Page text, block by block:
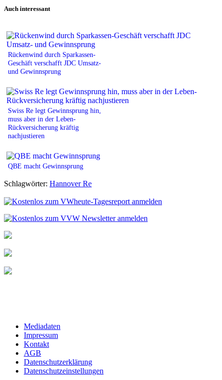
Auch interessant
Rückenwind durch Sparkassen-
Geschäft verschafft JDC Umsatz-
und Gewinnsprung
Swiss Re legt Gewinnsprung hin,
muss aber in der Leben-
Rückversicherung kräftig
nachjustieren
QBE macht Gewinnsprung
Schlagwörter: Hannover Re
Mediadaten
Impressum
Kontakt
AGB
Datenschutzerklärung
Datenschutzeinstellungen